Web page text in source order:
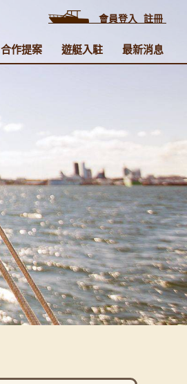
會員登入 註冊
合作提案 遊艇入駐 最新消息